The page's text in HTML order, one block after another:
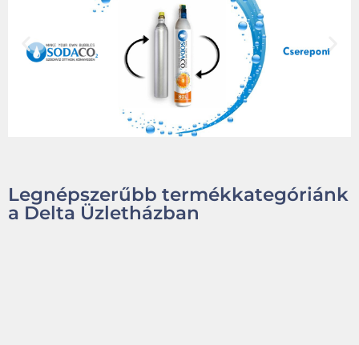
Legnépszerűbb termékkategóriánk
a Delta Üzletházban